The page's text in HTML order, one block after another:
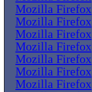
Mozilla Firefox
Mozilla Firefox
Mozilla Firefox
Mozilla Firefox
Mozilla Firefox
Mozilla Firefox
Mozilla Firefox